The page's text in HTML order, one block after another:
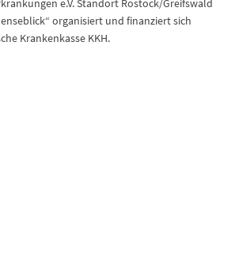
organisiert und finanziert sich
Krankenkasse KKH.